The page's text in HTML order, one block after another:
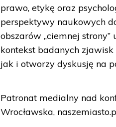
prawo, etykę oraz
perspektywy naukowych
obszarów „ciemnej
kontekst badanych
jak i otworzy dyskusję na
Patronat medialny nad
Wrocławska,